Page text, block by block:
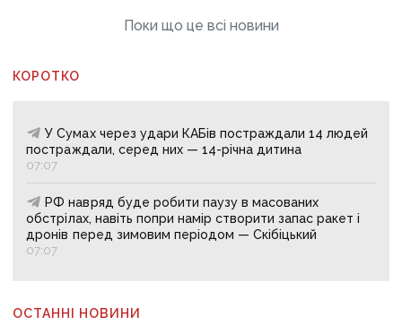
Поки що це всі новини
КОРОТКО
У Сумах через удари КАБів постраждали 14 людей
постраждали, серед них — 14-річна дитина
07:07
РФ навряд буде робити паузу в масованих
обстрілах, навіть попри намір створити запас ракет і
дронів перед зимовим періодом — Скібіцький
07:07
ОСТАННІ НОВИНИ